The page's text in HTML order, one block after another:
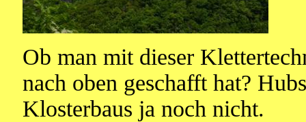
Ob man mit dieser
nach oben geschafft hat?
Klosterbaus ja noch nicht.